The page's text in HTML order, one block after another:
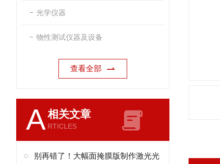
光学仪器
物性测试仪器及设备
查看全部
A相关文章
RTICLES
别再错了！大幅面掩膜版制作激光光